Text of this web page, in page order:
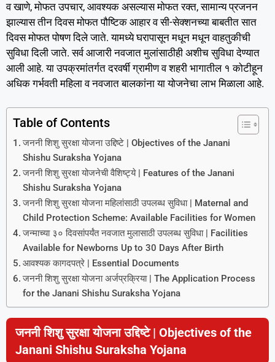
व खाणे, मोफत उपचार, आवश्यक असल्यास मोफत रक्त, सामान्य प्रजनन
झाल्यास तीन दिवस मोफत पौष्टिक आहार व सी-सेक्शनच्या बाबतीत सात
दिवस मोफत पोषण दिले जाते. यामध्ये घरापासून मधून मधून वाहतुकीची
सुविधा दिली जाते. सर्व आजारी नवजात मुलांसाठीही अशीच सुविधा देण्यात
आली आहे. या उपक्रमांतर्गत दरवर्षी ग्रामीण व शहरी भागातील १ कोटीहून
अधिक गर्भवती महिला व नवजात बालकांना या योजनेचा लाभ मिळाला आहे.
Table of Contents
जननी शिशु सुरक्षा योजना उद्दिष्टे | Objectives of the Janani
Shishu Suraksha Yojana
जननी शिशु सुरक्षा योजनेची वैशिष्ट्ये | Features of the Janani
Shishu Suraksha Yojana
जननी शिशु सुरक्षा योजना महिलांसाठी उपलब्ध सुविधा | Maternal and
Child Protection Scheme: Available Facilities for Women
जन्माच्या ३० दिवसांपर्यंत नवजात मुलासाठी उपलब्ध सुविधा | Facilities
Available for Newborns Up to 30 Days After Birth
आवश्यक कागदपत्रे | Essential Documents
जननी शिशु सुरक्षा योजना अर्जप्रक्रिया | The Application Process
for the Janani Shishu Suraksha Yojana
जननी शिशु सुरक्षा योजना उद्दिष्टे | Objectives of the
Janani Shishu Suraksha Yojana